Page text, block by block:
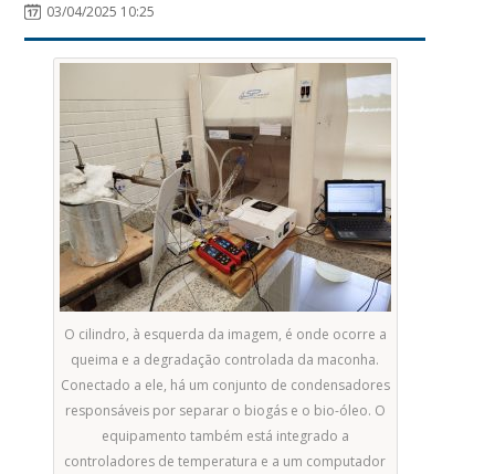
03/04/2025 10:25
O cilindro, à esquerda da imagem, é onde ocorre a
queima e a degradação controlada da maconha.
Conectado a ele, há um conjunto de condensadores
responsáveis por separar o biogás e o bio-óleo. O
equipamento também está integrado a
controladores de temperatura e a um computador